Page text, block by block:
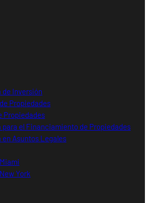
de Inversión
Propiedades
Propiedades
para el Financiamiento de Propiedades
en Asuntos Legales
York